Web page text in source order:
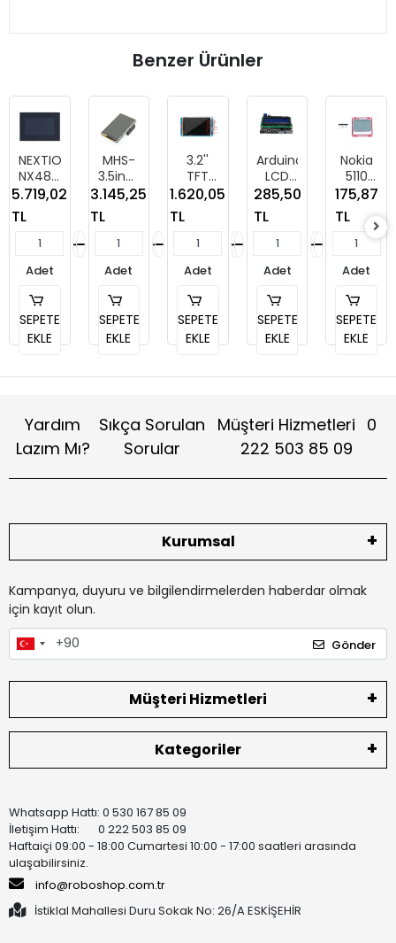
Benzer Ürünler
NEXTION
NX4827P043-
011R-Y
5.719,02
TL
Adet
SEPETE
EKLE
MHS-
3.5inch
Display
Quick
Start
3.145,25
TL
Adet
SEPETE
EKLE
3.2''
TFT
LCD
480x320
Shield
Arduino
2560
1.620,05
TL
Adet
SEPETE
EKLE
Arduino
LCD
Keypad-
Takımı
Shield
285,50
TL
Adet
SEPETE
EKLE
Nokia
5110
LCD
Ekranı
Modülü
-
175,87
TL
Adet
SEPETE
EKLE
Yardım
Lazım Mı?
Sıkça Sorulan
Sorular
Müşteri Hizmetleri 0
222 503 85 09
Kurumsal
Kampanya, duyuru ve bilgilendirmelerden haberdar olmak
için kayıt olun.
Gönder
Müşteri Hizmetleri
Kategoriler
Whatsapp Hattı: 0 530 167 85 09
İletişim Hattı: 0 222 503 85 09
Haftaiçi 09:00 - 18:00 Cumartesi 10:00 - 17:00 saatleri arasında
ulaşabilirsiniz.
info@roboshop.com.tr
İstiklal Mahallesi Duru Sokak No: 26/A ESKİŞEHİR